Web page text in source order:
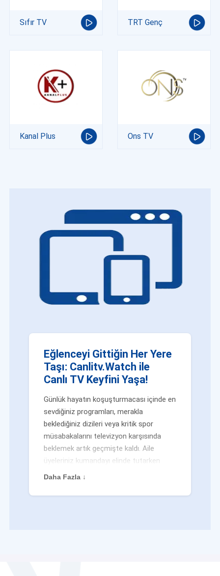
Sıfır TV TRT Genç
Kanal Plus Ons TV
Eğlenceyi Gittiğin Her Yere
Taşı: Canlitv.Watch ile
Canlı TV Keyfini Yaşa!
Günlük hayatın koşuşturmacası içinde en
sevdiğiniz programları, merakla
beklediğiniz dizileri veya kritik spor
müsabakalarını televizyon karşısında
beklemek artık geçmişte kaldı. Aile
üyeleriniz kumandayı elinde tutarken
veya siz evden uzaktayken bile
değilsiniz. Geleneksel yayıncılığın
Daha Fazla ↓